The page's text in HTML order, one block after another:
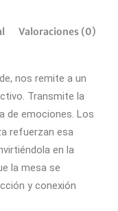
Valoraciones (0)
nos remite a un
Transmite la
de emociones. Los
refuerzan esa
en la
la mesa se
y conexión